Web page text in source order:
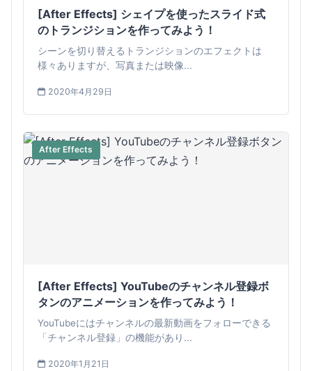
[After Effects] シェイプを使ったスライド式
のトランジションを作ってみよう！
シーンを切り替えるトランジションのエフェクトは
様々ありますが、写真または映像...
2020年4月29日
After Effects
[After Effects] YouTubeのチャンネル登録ボ
タンのアニメーションを作ってみよう！
YouTubeにはチャンネルの最新動画をフォローできる
「チャンネル登録」の機能があり...
2020年1月21日